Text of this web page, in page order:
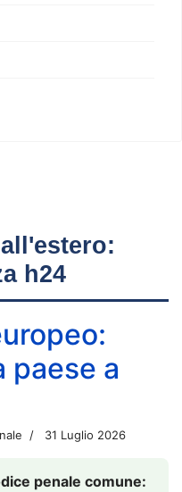
h24
paese a
31 Luglio 2026
penale comune: